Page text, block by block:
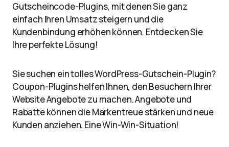
Gutscheincode-Plugins, mit denen Sie ganz
einfach Ihren Umsatz steigern und die
Kundenbindung erhöhen können. Entdecken Sie
Ihre perfekte Lösung!
Sie suchen ein tolles WordPress-Gutschein-Plugin?
Coupon-Plugins helfen Ihnen, den Besuchern Ihrer
Website Angebote zu machen. Angebote und
Rabatte können die Markentreue stärken und neue
Kunden anziehen. Eine Win-Win-Situation!